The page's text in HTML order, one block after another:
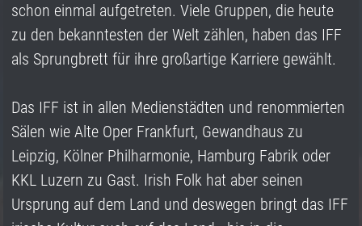
schon einmal aufgetreten. Viele Gruppen, die heute
zu den bekanntesten der Welt zählen, haben das IFF
als Sprungbrett für ihre großartige Karriere gewählt.
Das IFF ist in allen Medienstädten und renommierten
Sälen wie Alte Oper Frankfurt, Gewandhaus zu
Leipzig, Kölner Philharmonie, Hamburg Fabrik oder
KKL Luzern zu Gast. Irish Folk hat aber seinen
Ursprung auf dem Land und deswegen bringt das IFF